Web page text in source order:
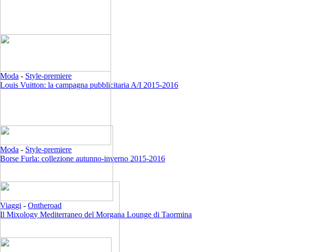
Moda - Style-premiere
Louis Vuitton: la campagna pubblicitaria A/I 2015-2016
Moda - Style-premiere
Borse Furla: collezione autunno-inverno 2015-2016
Viaggi - Ontheroad
Il Mixology Mediterraneo del Morgana Lounge di Taormina